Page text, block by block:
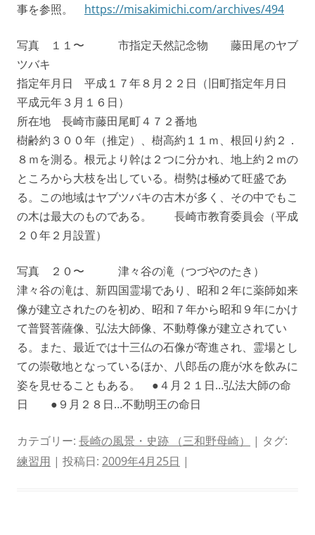
事を参照。 https://misakimichi.com/archives/494
写真 １１〜 市指定天然記念物 藤田尾のヤブ
ツバキ
指定年月日 平成１７年８月２２日（旧町指定年月日
平成元年３月１６日）
所在地 長崎市藤田尾町４７２番地
樹齢約３００年（推定）、樹高約１１ｍ、根回り約２．
８ｍを測る。根元より幹は２つに分かれ、地上約２ｍの
ところから大枝を出している。樹勢は極めて旺盛であ
る。この地域はヤブツバキの古木が多く、その中でもこ
の木は最大のものである。 長崎市教育委員会（平成
２０年２月設置）
写真 ２０〜 津々谷の滝（つづやのたき）
津々谷の滝は、新四国霊場であり、昭和２年に薬師如来
像が建立されたのを初め、昭和７年から昭和９年にかけ
て普賢菩薩像、弘法大師像、不動尊像が建立されてい
る。また、最近では十三仏の石像が寄進され、霊場とし
ての崇敬地となっているほか、八郎岳の鹿が水を飲みに
姿を見せることもある。 ●４月２１日…弘法大師の命
日 ●９月２８日…不動明王の命日
カテゴリー: 長崎の風景・史跡 （三和野母崎）
| タグ:
練習用 | 投稿日: 2009年4月25日 |